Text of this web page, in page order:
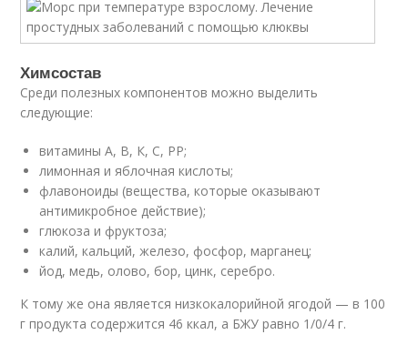
Химсостав
Среди полезных компонентов можно выделить
следующие:
витамины А, В, К, С, РР;
лимонная и яблочная кислоты;
флавоноиды (вещества, которые оказывают
антимикробное действие);
глюкоза и фруктоза;
калий, кальций, железо, фосфор, марганец;
йод, медь, олово, бор, цинк, серебро.
К тому же она является низкокалорийной ягодой — в 100
г продукта содержится 46 ккал, а БЖУ равно 1/0/4 г.